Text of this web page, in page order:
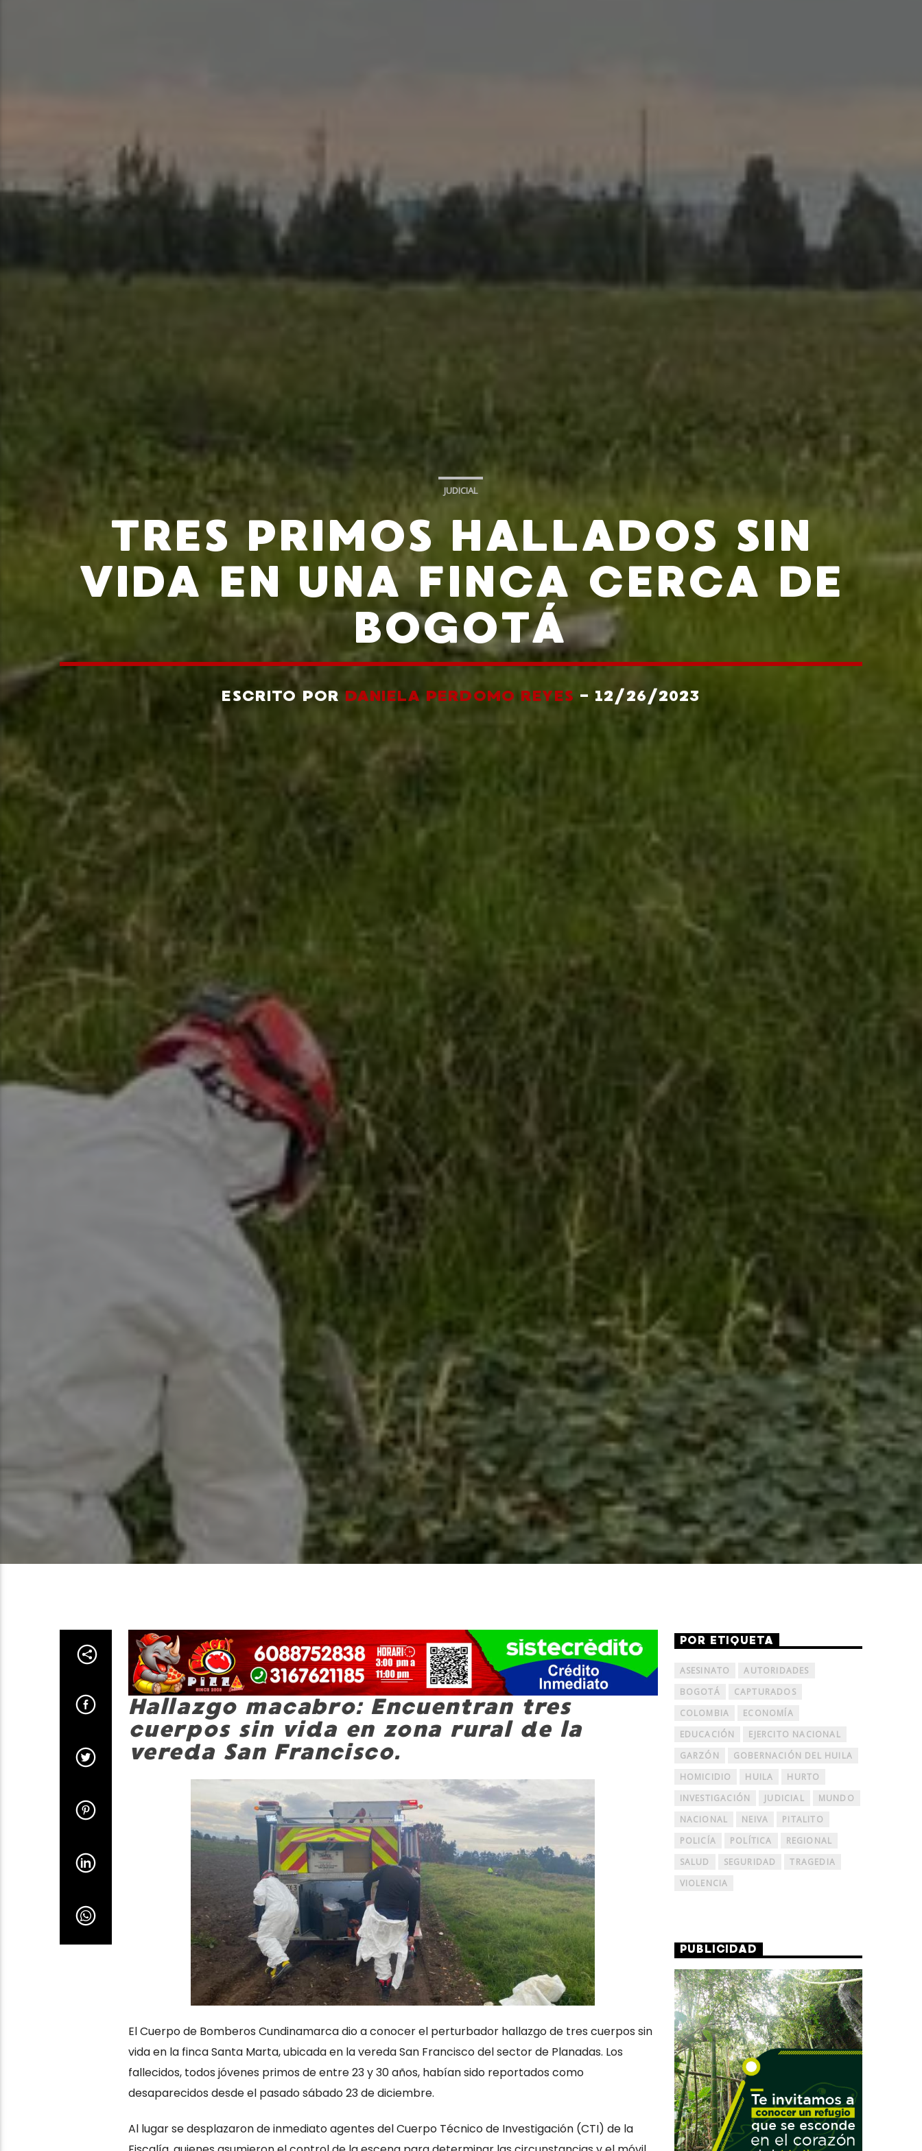
JUDICIAL
TRES PRIMOS HALLADOS SIN
VIDA EN UNA FINCA CERCA DE
BOGOTÁ
ESCRITO PORDANIELA PERDOMO REYES - 12/26/2023
Hallazgo macabro: Encuentran tres
cuerpos sin vida en zona rural de la
vereda San Francisco.
El Cuerpo de Bomberos Cundinamarca dio a conocer el perturbador hallazgo de tres cuerpos sin
vida en la finca Santa Marta, ubicada en la vereda San Francisco del sector de Planadas. Los
fallecidos, todos jóvenes primos de entre 23 y 30 años, habían sido reportados como
desaparecidos desde el pasado sábado 23 de diciembre.
Al lugar se desplazaron de inmediato agentes del Cuerpo Técnico de Investigación (CTI) de la
POR ETIQUETA
ASESINATO
AUTORIDADES
BOGOTÁ
CAPTURADOS
COLOMBIA
ECONOMÍA
EDUCACIÓN
EJERCITO NACIONAL
GARZÓN
GOBERNACIÓN DEL HUILA
HOMICIDIO
HUILA
HURTO
INVESTIGACIÓN
JUDICIAL
MUNDO
NACIONAL
NEIVA
PITALITO
POLICÍA
POLÍTICA
REGIONAL
SALUD
SEGURIDAD
TRAGEDIA
VIOLENCIA
PUBLICIDAD